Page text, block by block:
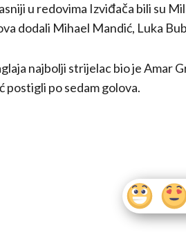
u redovima Izviđača bili su
dodali Mihael Mandić, Luka
najbolji strijelac bio je Amar
postigli po sedam golova.